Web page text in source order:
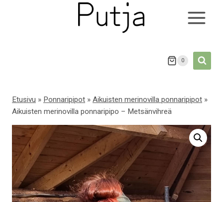
0
Etusivu » Ponnaripipot » Aikuisten merinovilla ponnaripipot »
Aikuisten merinovilla ponnaripipo – Metsänvihreä